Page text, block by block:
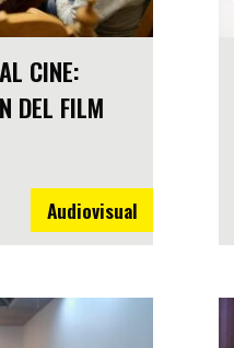
CINE:
DEL FILM
Audiovisual